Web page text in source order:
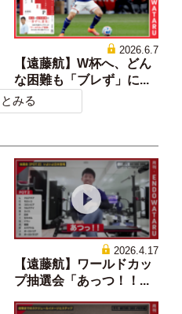
2026.6.7
【遠藤航】W杯へ、どん
な困難も「ブレず」に...
みる
2026.4.17
【遠藤航】ワールドカッ
プ抽選会「あっつ！！...